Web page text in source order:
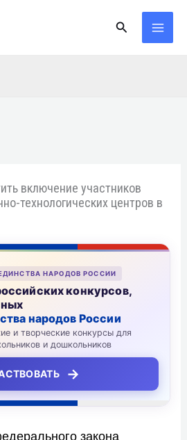
Поиск
включение участников
технологических центров в
НАРОДОВ РОССИИ
конкурсов,
народов России
и творческие конкурсы для
и дошкольников
→
закона